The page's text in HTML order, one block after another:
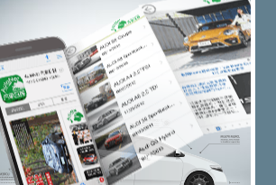
ntis四品牌經銷權，全新多品牌旗艦展示中
心開幕啟用
屏東特搜大隊再添新利器 SITRAK
救助器材車買氣不衰、SUZUKI經銷商勇於開啟
全新大店，新北都鈴木占地500坪土城旗艦
展示中心開幕
2025第七屆ISUZU運轉職人挑戰賽
熱血登場 展現極致車技與專業職人精神
H2GP世界總決賽圓滿落幕 台灣團
隊表現精彩淨零減碳指標性應用 純電動水泥預
拌車 消防車除了滅火裝備還需要什麼？
休旅 87kWh電池續航超過600公里
全新BMW 318i Touring豪華旅行車
全台限量200台 進化現型
不等零關稅的紅利，Jeep品牌今日
起展開首批車交車
Volvo EX60 即將叩關，靜肅性、底
盤與數位介面搶先揭露
Audi Q9 將於 2026 年底上市 旗艦
大型 SUV 鎖定七人座豪華市場
BMW攜手漫威電影【蜘蛛人：重生
日】 Skoda 發表全新 Peaq 內裝：七人